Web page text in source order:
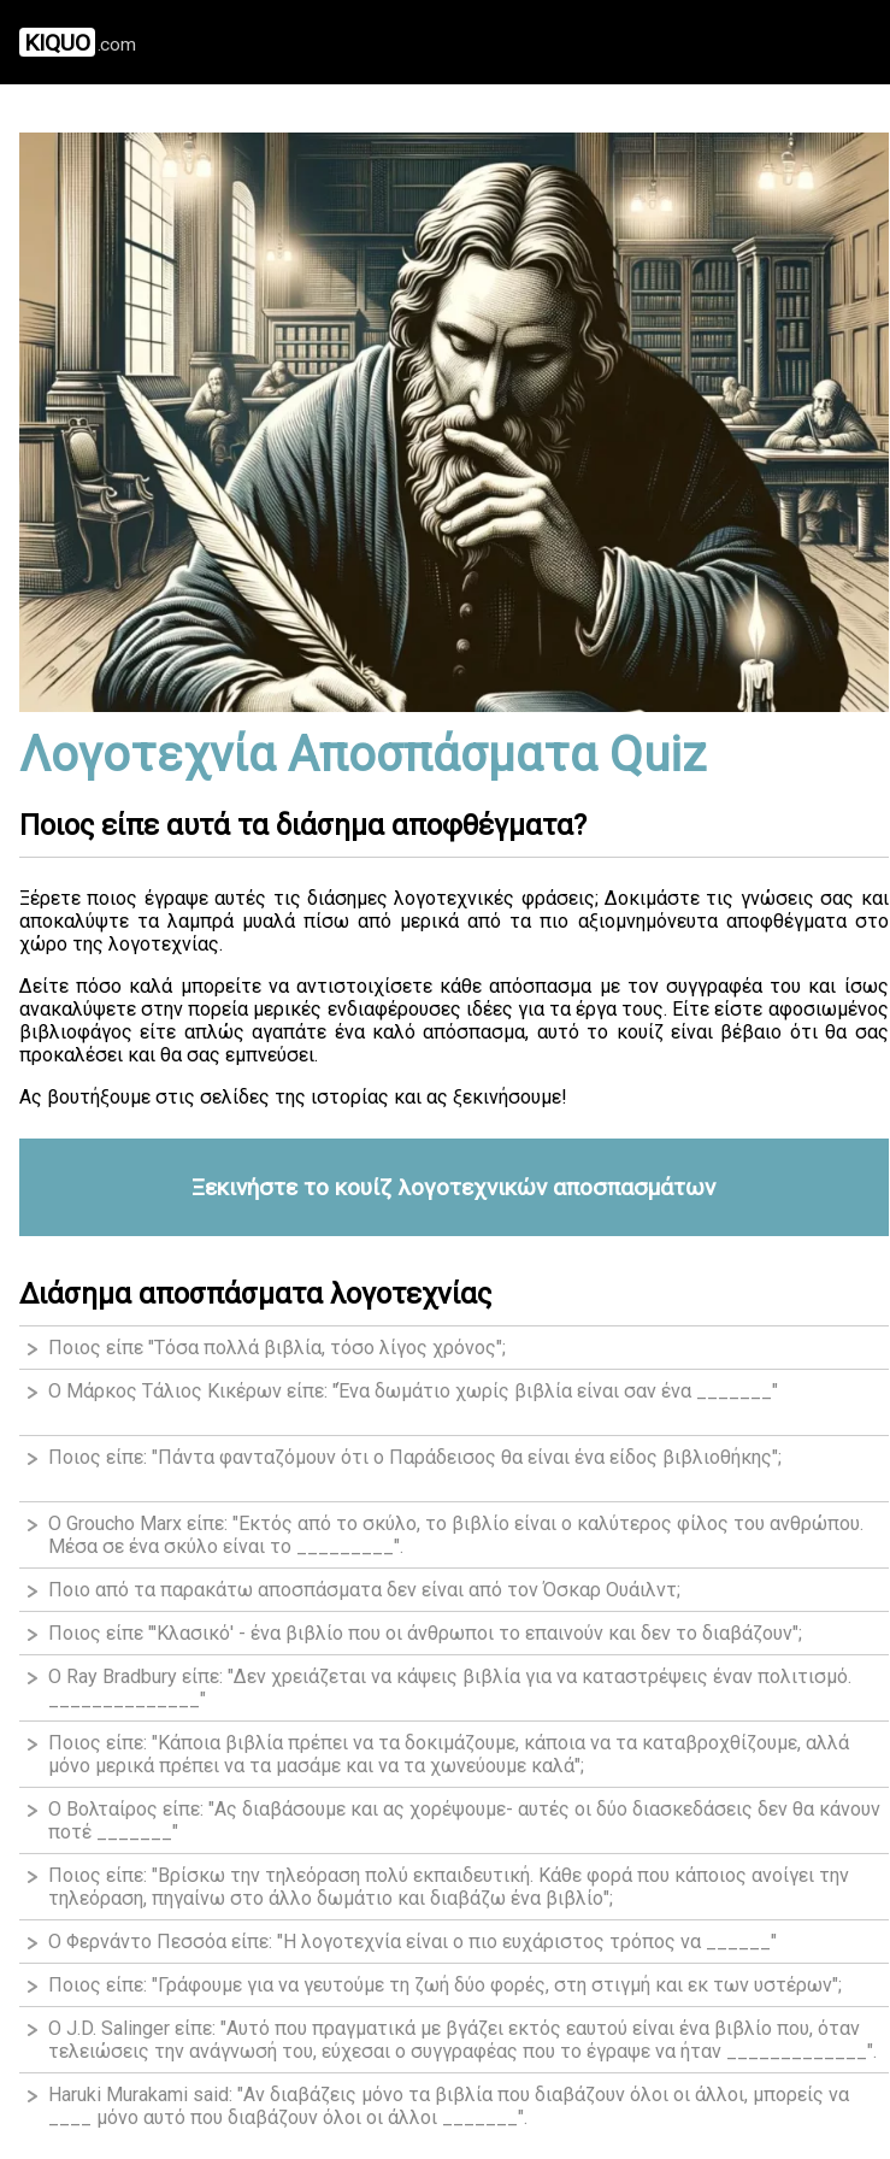
KIQUO .com
Λογοτεχνία Αποσπάσματα Quiz
Ποιος είπε αυτά τα διάσημα αποφθέγματα?
Ξέρετε ποιος έγραψε αυτές τις διάσημες λογοτεχνικές φράσεις; Δοκιμάστε τις γνώσεις σας και
αποκαλύψτε τα λαμπρά μυαλά πίσω από μερικά από τα πιο αξιομνημόνευτα αποφθέγματα στο
χώρο της λογοτεχνίας.
Δείτε πόσο καλά μπορείτε να αντιστοιχίσετε κάθε απόσπασμα με τον συγγραφέα του και ίσως
ανακαλύψετε στην πορεία μερικές ενδιαφέρουσες ιδέες για τα έργα τους. Είτε είστε αφοσιωμένος
βιβλιοφάγος είτε απλώς αγαπάτε ένα καλό απόσπασμα, αυτό το κουίζ είναι βέβαιο ότι θα σας
προκαλέσει και θα σας εμπνεύσει.
Ας βουτήξουμε στις σελίδες της ιστορίας και ας ξεκινήσουμε!
Ξεκινήστε το κουίζ λογοτεχνικών αποσπασμάτων
Διάσημα αποσπάσματα λογοτεχνίας
Ποιος είπε "Τόσα πολλά βιβλία, τόσο λίγος χρόνος";
Ο Μάρκος Τάλιος Κικέρων είπε: "Ένα δωμάτιο χωρίς βιβλία είναι σαν ένα _______"
Ποιος είπε: "Πάντα φανταζόμουν ότι ο Παράδεισος θα είναι ένα είδος βιβλιοθήκης";
Ο Groucho Marx είπε: "Εκτός από το σκύλο, το βιβλίο είναι ο καλύτερος φίλος του ανθρώπου.
Μέσα σε ένα σκύλο είναι το _________".
Ποιο από τα παρακάτω αποσπάσματα δεν είναι από τον Όσκαρ Ουάιλντ;
Ποιος είπε "′Κλασικό′ - ένα βιβλίο που οι άνθρωποι το επαινούν και δεν το διαβάζουν";
Ο Ray Bradbury είπε: "Δεν χρειάζεται να κάψεις βιβλία για να καταστρέψεις έναν πολιτισμό.
______________"
Ποιος είπε: "Κάποια βιβλία πρέπει να τα δοκιμάζουμε, κάποια να τα καταβροχθίζουμε, αλλά
μόνο μερικά πρέπει να τα μασάμε και να τα χωνεύουμε καλά";
Ο Βολταίρος είπε: "Ας διαβάσουμε και ας χορέψουμε- αυτές οι δύο διασκεδάσεις δεν θα κάνουν
ποτέ _______"
Ποιος είπε: "Βρίσκω την τηλεόραση πολύ εκπαιδευτική. Κάθε φορά που κάποιος ανοίγει την
τηλεόραση, πηγαίνω στο άλλο δωμάτιο και διαβάζω ένα βιβλίο";
Ο Φερνάντο Πεσσόα είπε: "Η λογοτεχνία είναι ο πιο ευχάριστος τρόπος να ______"
Ποιος είπε: "Γράφουμε για να γευτούμε τη ζωή δύο φορές, στη στιγμή και εκ των υστέρων";
Ο J.D. Salinger είπε: "Αυτό που πραγματικά με βγάζει εκτός εαυτού είναι ένα βιβλίο που, όταν
τελειώσεις την ανάγνωσή του, εύχεσαι ο συγγραφέας που το έγραψε να ήταν _____________".
Haruki Murakami said: "Αν διαβάζεις μόνο τα βιβλία που διαβάζουν όλοι οι άλλοι, μπορείς να
____ μόνο αυτό που διαβάζουν όλοι οι άλλοι _______".